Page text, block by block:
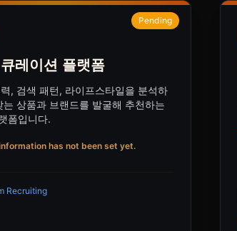
Pending
레이션 플랫폼
, 검색 패턴, 라이프스타일을 분석하
는 상품과 브랜드를 발굴해 추천하는
폼입니다.
has not been set yet.
Recruiting